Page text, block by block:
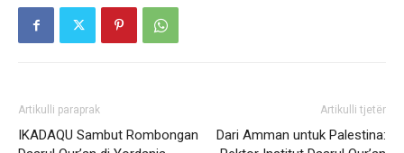
Artikulli paraprak
IKADAQU Sambut Rombongan
Artikulli tjetër
Dari Amman untuk Palestina: